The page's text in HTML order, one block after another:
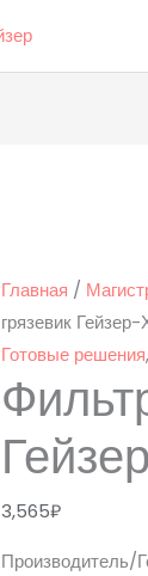
Главная /
грязевик
Готовые решения,
3,565₽
Производитель/
Гейзер-
Хит
1”
100
мкм